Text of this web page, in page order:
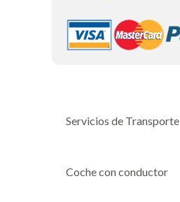
Servicios de Transporte
Coche con conductor